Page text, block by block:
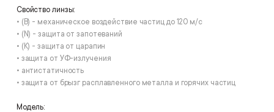
Свойство линзы:
• (B) - механическое воздействие частиц до 120 м/с
• (N) - защита от запотеваний
• (К) - защита от царапин
• защита от УФ-излучения
• антистатичность
• защита от брызг расплавленного металла и горячих частиц
Модель: